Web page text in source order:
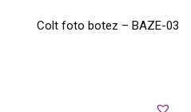
Colt foto botez – BAZE-03